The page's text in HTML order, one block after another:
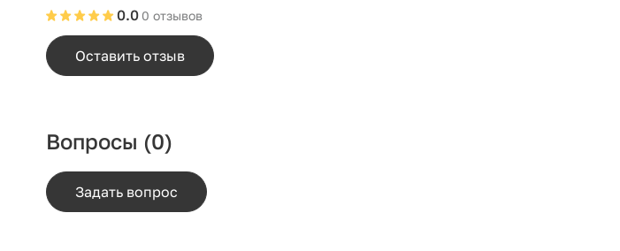
0 отзывов
0.0
Оставить отзыв
Вопросы (0)
Задать вопрос